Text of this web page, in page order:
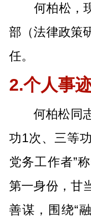
何柏松，
部（法律政策
任。
2.个人事
何柏松同
功1次、三等
党务工作者”
第一身份，甘
善谋，围绕“